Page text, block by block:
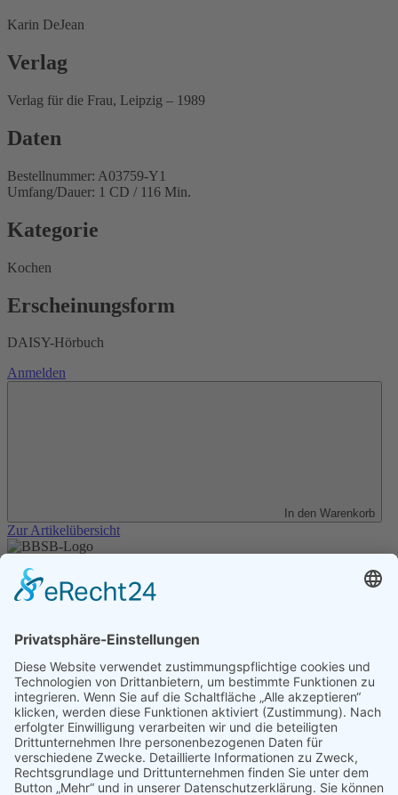
Karin DeJean
Verlag
Verlag für die Frau, Leipzig – 1989
Daten
Bestellnummer: A03759-Y1
Umfang/Dauer: 1 CD / 116 Min.
Kategorie
Kochen
Erscheinungsform
DAISY-Hörbuch
Anmelden
In den Warenkorb
Zur Artikelübersicht
Unser Angebot
Shop
Datenschutz
Kontakt
Transparenzerklärung
BBSB-Inform: täglich aktualisierte Infos
für sehbehinderte und blinde Menschen
Anmeldung Newsletter BBSB-Inform